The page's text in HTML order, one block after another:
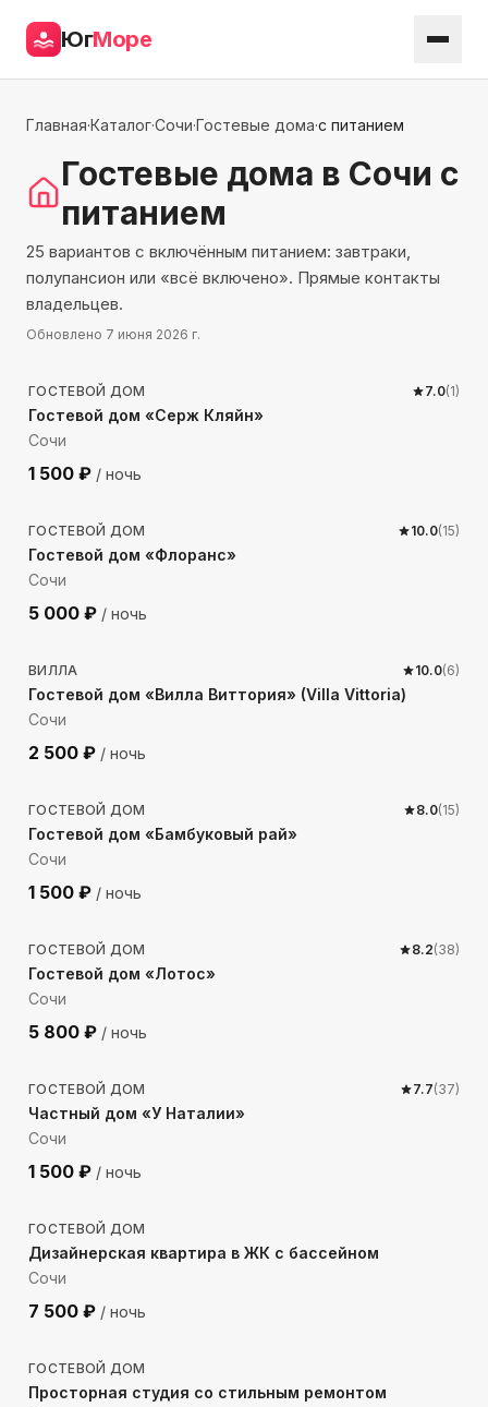
ЮгМоре
Главная·Каталог·Сочи·Гостевые дома·с питанием
Гостевые дома в Сочи с
питанием
25 вариантов с включённым питанием: завтраки,
полупансион или «всё включено». Прямые контакты
владельцев.
Обновлено 7 июня 2026 г.
1138 м до моря
ГОСТЕВОЙ ДОМ 7.0(1)
Гостевой дом «Серж Кляйн»
Сочи
1 500 ₽ / ночь
346 м до моря
ГОСТЕВОЙ ДОМ 10.0(15)
Гостевой дом «Флоранс»
Сочи
5 000 ₽ / ночь
323м до моря
ВИЛЛА 10.0(6)
Гостевой дом «Вилла Виттория» (Villa Vittoria)
Сочи
2 500 ₽ / ночь
760м до моря
ГОСТЕВОЙ ДОМ 8.0(15)
Гостевой дом «Бамбуковый рай»
Сочи
1 500 ₽ / ночь
667 м до моря
ГОСТЕВОЙ ДОМ 8.2(38)
Гостевой дом «Лотос»
Сочи
5 800 ₽ / ночь
620м до моря
ГОСТЕВОЙ ДОМ 7.7(37)
Частный дом «У Наталии»
Сочи
1 500 ₽ / ночь
ГОСТЕВОЙ ДОМ
Дизайнерская квартира в ЖК с бассейном
Сочи
7 500 ₽ / ночь
924м до моря
ГОСТЕВОЙ ДОМ
Просторная студия со стильным ремонтом